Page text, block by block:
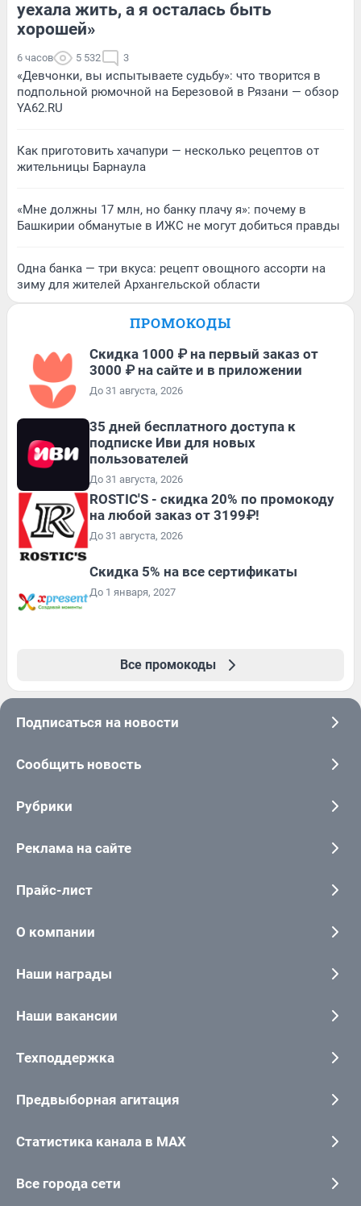
уехала жить, а я осталась быть
хорошей»
6 часов 5 532 3
«Девчонки, вы испытываете судьбу»: что творится в
подпольной рюмочной на Березовой в Рязани — обзор
YA62.RU
Как приготовить хачапури — несколько рецептов от
жительницы Барнаула
«Мне должны 17 млн, но банку плачу я»: почему в
Башкирии обманутые в ИЖС не могут добиться правды
Одна банка — три вкуса: рецепт овощного ассорти на
зиму для жителей Архангельской области
ПРОМОКОДЫ
Скидка 1000 ₽ на первый заказ от
3000 ₽ на сайте и в приложении
До 31 августа, 2026
35 дней бесплатного доступа к
подписке Иви для новых
пользователей
До 31 августа, 2026
ROSTIC'S - скидка 20% по промокоду
на любой заказ от 3199₽!
До 31 августа, 2026
Скидка 5% на все сертификаты
До 1 января, 2027
Все промокоды
Подписаться на новости
Сообщить новость
Рубрики
Реклама на сайте
Прайс-лист
О компании
Наши награды
Наши вакансии
Техподдержка
Предвыборная агитация
Статистика канала в MAX
Все города сети